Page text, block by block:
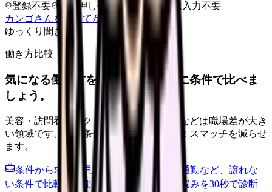
登録不要 求人押し売りなし
病院名は入力不要
カンゴさんを知ってから相談する
ゆっくり聞きます
働き方比較
気になる働き方を、求人を見る前に条件で比べま
しょう。
美容・訪問看護・クリニック・夜勤なしなどは職場差が大き
い領域です。希望条件を先に整理するとミスマッチを減らせ
ます。
条件から求人を見る
夜勤回数・残業・通勤など、譲れな
い条件で比較できます。
職場の悩みを30秒で診断